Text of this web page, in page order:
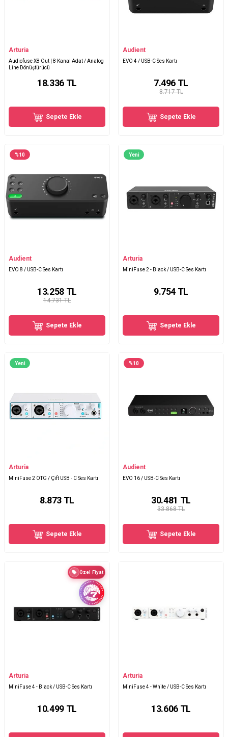
Arturia
Audiofuse X8 Out | 8 Kanal Adat / Analog
Line Dönüştürücü
18.336TL
Sepete Ekle
Audient
EVO 4 / USB-C Ses Kartı
8.717 TL
7.496 TL
Sepete Ekle
%10
Audient
EVO 8 / USB-C Ses Kartı
14.731 TL
13.258TL
Sepete Ekle
Yeni
Arturia
MiniFuse 2 - Black / USB-C Ses Kartı
9.754 TL
Sepete Ekle
Yeni
Arturia
MiniFuse 2 OTG / Çift USB - C Ses Kartı
8.873 TL
Sepete Ekle
%10
Audient
EVO 16 / USB-C Ses Kartı
33.868 TL
30.481 TL
Sepete Ekle
Özel Fiyat
Arturia
MiniFuse 4 - Black / USB-C Ses Kartı
10.499TL
Arturia
MiniFuse 4 - White / USB-C Ses Kartı
13.606TL